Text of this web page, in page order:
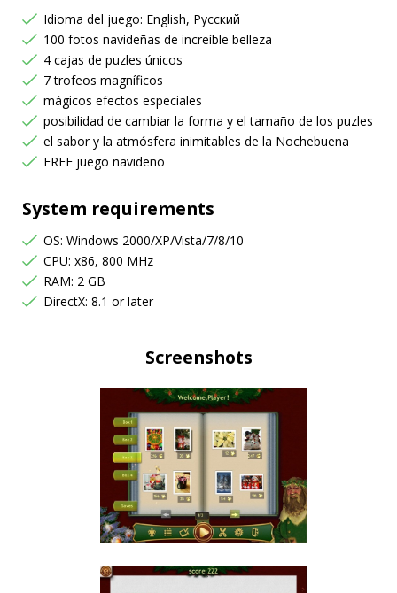
Idioma del juego: English, Русский
100 fotos navideñas de increíble belleza
4 cajas de puzles únicos
7 trofeos magníficos
mágicos efectos especiales
posibilidad de cambiar la forma y el tamaño de los puzles
el sabor y la atmósfera inimitables de la Nochebuena
FREE juego navideño
System requirements
OS: Windows 2000/XP/Vista/7/8/10
CPU: x86, 800 MHz
RAM: 2 GB
DirectX: 8.1 or later
Screenshots